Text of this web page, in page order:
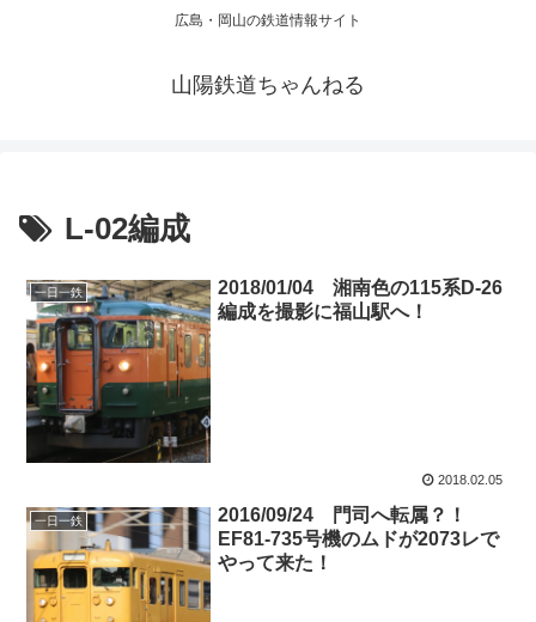
広島・岡山の鉄道情報サイト
山陽鉄道ちゃんねる
L-02編成
一日一鉄
2018/01/04 湘南色の115系D-26
編成を撮影に福山駅へ！
2018.02.05
一日一鉄
2016/09/24 門司へ転属？！
EF81-735号機のムドが2073レで
やって来た！